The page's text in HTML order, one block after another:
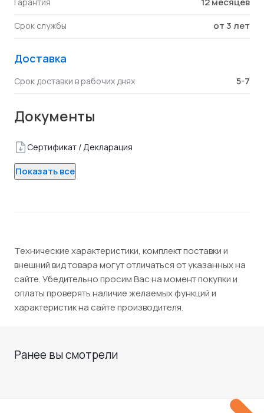
Срок службы от 3 лет
Доставка
Срок доставки в рабочих днях 5-7
Документы
Сертификат / Декларация
Показать все
Технические характеристики, комплект поставки и
внешний вид товара могут отличаться от указанных на
сайте. Убедительно просим Вас на момент покупки и
оплаты проверять наличие желаемых функций и
характеристик на сайте производителя.
Ранее вы смотрели